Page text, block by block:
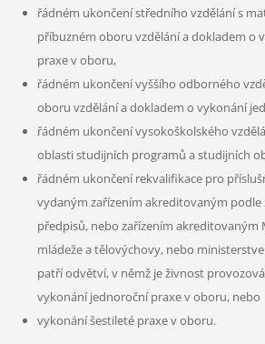
řádném ukončení středního vzdělání s
příbuzném oboru vzdělání a dokladem o
praxe v oboru,
řádném ukončení vyššího odborného
oboru vzdělání a dokladem o vykonání
řádném ukončení vysokoškolského
oblasti studijních programů a studijních
řádném ukončení rekvalifikace pro
vydaným zařízením akreditovaným podle
předpisů, nebo zařízením akreditovaným
mládeže a tělovýchovy, nebo
patří odvětví, v němž je živnost
vykonání jednoroční praxe v oboru, nebo
vykonání šestileté praxe v oboru.